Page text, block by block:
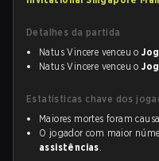
Detalhes da partida
Natus Vincere venceu o
Natus Vincere venceu o
Estatísticas chave dos
Maiores mortes foram
O jogador com maior
assistências.